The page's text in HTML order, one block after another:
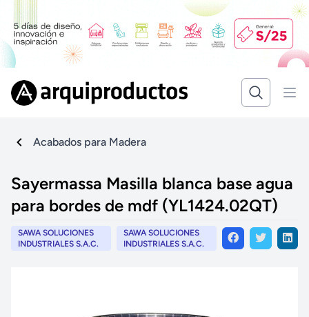
Acabados para Madera
Sayermassa Masilla blanca base agua
para bordes de mdf (YL1424.02QT)
SAWA SOLUCIONES
INDUSTRIALES S.A.C.
SAWA SOLUCIONES
INDUSTRIALES S.A.C.